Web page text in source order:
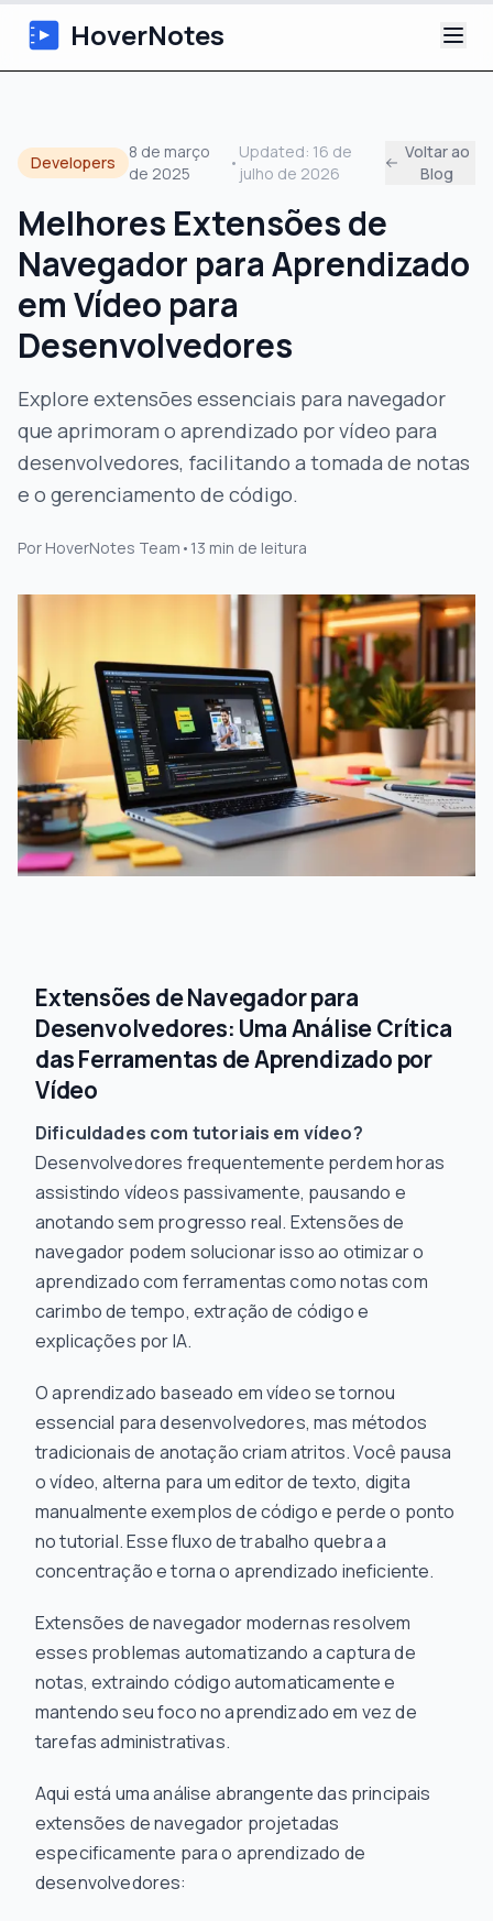
HoverNotes
Extension
Notas de Vídeo com IA
Sobre
Blog
Developers
8 de março
de 2025
•
Updated: 16 de
julho de 2026
Voltar ao
Blog
Melhores Extensões de
Navegador para Aprendizado
em Vídeo para
Desenvolvedores
Explore extensões essenciais para navegador
que aprimoram o aprendizado por vídeo para
desenvolvedores, facilitando a tomada de notas
e o gerenciamento de código.
Por HoverNotes Team • 13 min de leitura
Extensões de Navegador para
Desenvolvedores: Uma Análise Crítica
das Ferramentas de Aprendizado por
Vídeo
Dificuldades com tutoriais em vídeo?
Desenvolvedores frequentemente perdem horas
assistindo vídeos passivamente, pausando e
anotando sem progresso real. Extensões de
navegador podem solucionar isso ao otimizar o
aprendizado com ferramentas como notas com
carimbo de tempo, extração de código e
explicações por IA.
O aprendizado baseado em vídeo se tornou
essencial para desenvolvedores, mas métodos
tradicionais de anotação criam atritos. Você pausa
o vídeo, alterna para um editor de texto, digita
manualmente exemplos de código e perde o ponto
no tutorial. Esse fluxo de trabalho quebra a
concentração e torna o aprendizado ineficiente.
Extensões de navegador modernas resolvem
esses problemas automatizando a captura de
notas, extraindo código automaticamente e
mantendo seu foco no aprendizado em vez de
tarefas administrativas.
Aqui está uma análise abrangente das principais
extensões de navegador projetadas
especificamente para o aprendizado de
desenvolvedores: